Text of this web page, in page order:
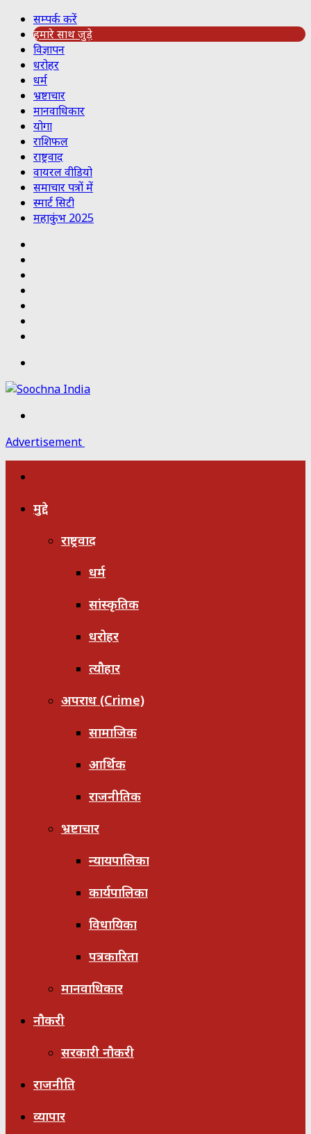
सम्पर्क करें
हमारे साथ जुड़े
विज्ञापन
धरोहर
धर्म
भ्रष्टाचार
मानवाधिकार
योगा
राशिफल
राष्ट्रवाद
वायरल वीडियो
समाचार पत्रों में
स्मार्ट सिटी
महाकुंभ 2025
Advertisement
मुद्दे
राष्ट्रवाद
धर्म
सांस्कृतिक
धरोहर
त्यौहार
अपराध (Crime)
सामाजिक
आर्थिक
राजनीतिक
भ्रष्टाचार
न्यायपालिका
कार्यपालिका
विधायिका
पत्रकारिता
मानवाधिकार
नौकरी
सरकारी नौकरी
राजनीति
व्यापार